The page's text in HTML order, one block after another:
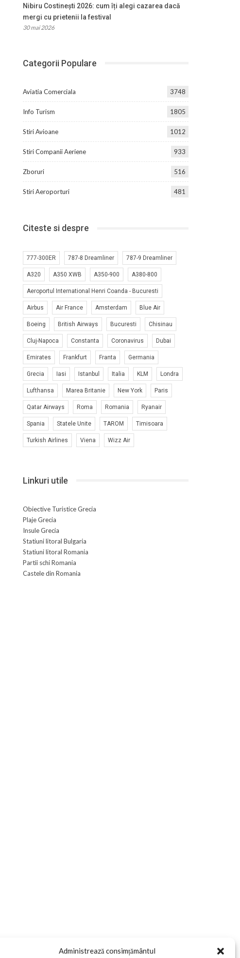
Administrează consimțământul
Nibiru Costinești 2026: cum îți alegi cazarea dacă
mergi cu prietenii la festival
30 mai 2026
Categorii Populare
Aviatia Comerciala 3748
Info Turism 1805
Stiri Avioane 1012
Stiri Companii Aeriene 933
Zboruri 516
Stiri Aeroporturi 481
Citeste si despre
777-300ER 787-8 Dreamliner 787-9 Dreamliner
A320 A350 XWB A350-900 A380-800
Aeroportul International Henri Coanda - Bucuresti
Airbus Air France Amsterdam Blue Air
Boeing British Airways Bucuresti Chisinau
Cluj-Napoca Constanta Coronavirus Dubai
Emirates Frankfurt Franta Germania
Grecia Iasi Istanbul Italia KLM Londra
Lufthansa Marea Britanie New York Paris
Qatar Airways Roma Romania Ryanair
Spania Statele Unite TAROM Timisoara
Turkish Airlines Viena Wizz Air
Linkuri utile
Obiective Turistice Grecia
Plaje Grecia
Insule Grecia
Statiuni litoral Bulgaria
Statiuni litoral Romania
Partii schi Romania
Castele din Romania